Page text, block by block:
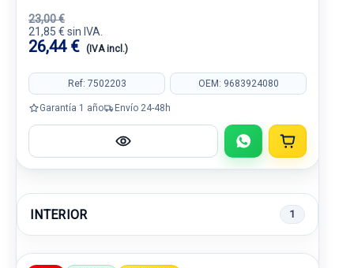
23,00 €
21,85 € sin IVA.
26,44 € (IVA incl.)
Ref: 7502203 OEM: 9683924080
Garantía 1 año Envío 24-48h
INTERIOR 1